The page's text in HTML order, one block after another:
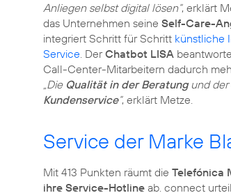
Anliegen selbst digital lösen“, erklärt
das Unternehmen seine Self-Care-
integriert Schritt für Schritt künstliche
Service. DerChatbot LISA
Call-Center-Mitarbeitern dadurch
„Die Qualität in der Beratungund der
Kundenservice“, erklärt Metze.
Service der Marke
Mit 413 Punkten räumt die Telefónica
ihre Service-Hotline ab. connect